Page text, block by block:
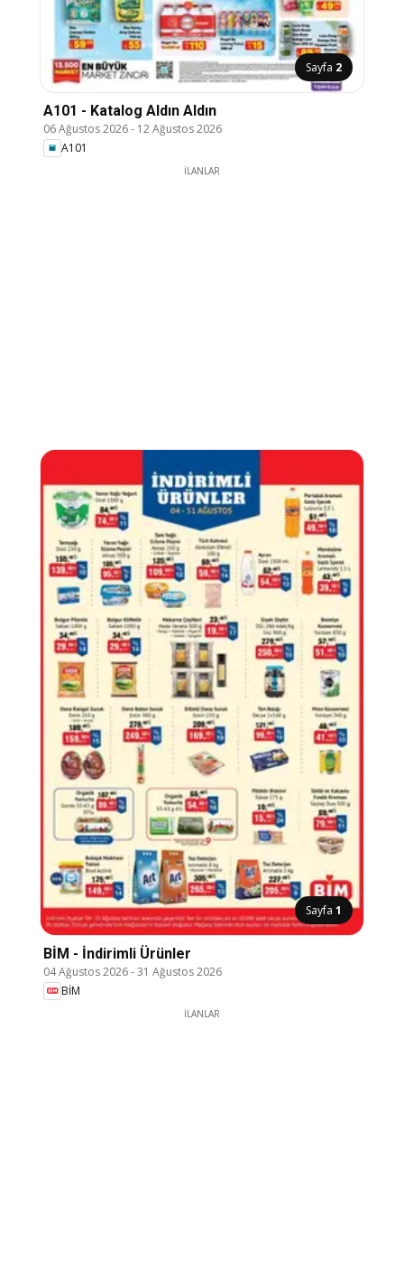
Sayfa 2
A101 - Katalog Aldın Aldın
06 Ağustos 2026- 12 Ağustos 2026
A101
İLANLAR
Sayfa 1
BİM - İndirimli Ürünler
04 Ağustos 2026-31 Ağustos 2026
BİM
İLANLAR